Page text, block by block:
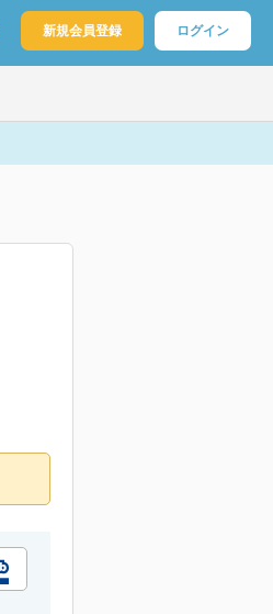
新規会員登録 ログイン